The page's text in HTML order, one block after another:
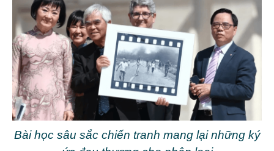
Bài học sâu sắc chiến tranh mang lại những ký